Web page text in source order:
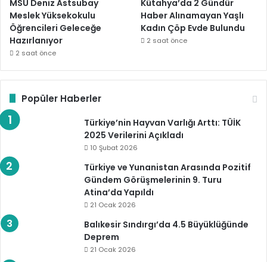
MSÜ Deniz Astsubay
Meslek Yüksekokulu
Öğrencileri Geleceğe
Hazırlanıyor
2 saat önce
Kütahya’da 2 Gündür
Haber Alınamayan Yaşlı
Kadın Çöp Evde Bulundu
2 saat önce
Popüler Haberler
Türkiye’nin Hayvan Varlığı Arttı: TÜİK
2025 Verilerini Açıkladı
10 Şubat 2026
Türkiye ve Yunanistan Arasında Pozitif
Gündem Görüşmelerinin 9. Turu
Atina’da Yapıldı
21 Ocak 2026
Balıkesir Sındırgı’da 4.5 Büyüklüğünde
Deprem
21 Ocak 2026